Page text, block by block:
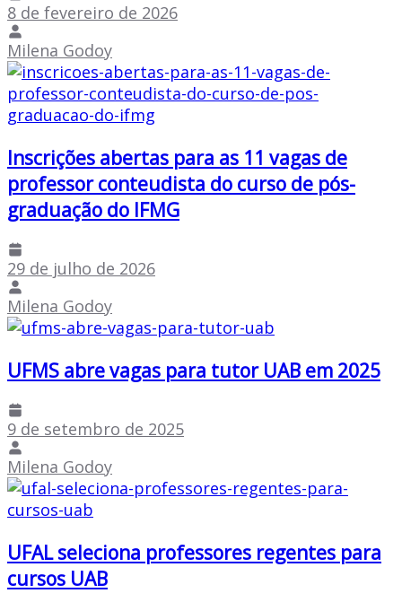
8 de fevereiro de 2026
Milena Godoy
Inscrições abertas para as 11 vagas de
professor conteudista do curso de pós-
graduação do IFMG
29 de julho de 2026
Milena Godoy
UFMS abre vagas para tutor UAB em 2025
9 de setembro de 2025
Milena Godoy
UFAL seleciona professores regentes para
cursos UAB